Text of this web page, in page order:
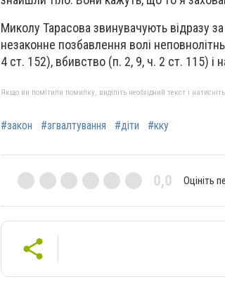
Миколу Тарасова звинувачують відразу
незаконне позбавлення волі
4 ст. 152), вбивство (п. 2, 9, ч. 2 ст. 115) і
Якщо ви помітили помилку, виділіть необхідний текст і
#закон #згвалтування #діти #кку
0,0 Оцініть